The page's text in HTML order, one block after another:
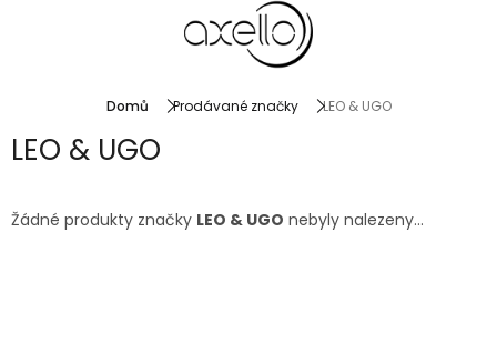
Domů Prodávané značky LEO & UGO
LEO & UGO
Žádné produkty značky LEO & UGO nebyly nalezeny...